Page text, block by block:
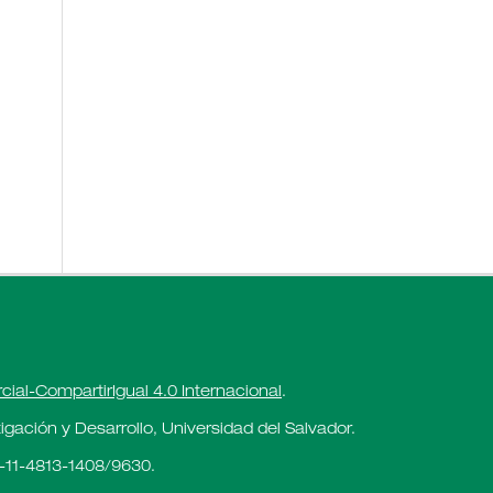
CompartirIgual 4.0 Internacional.
y Desarrollo, Universidad del Salvador.
4813-1408/9630.